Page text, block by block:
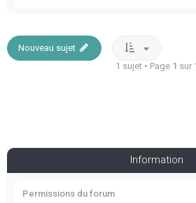
Nouveau sujet
1 sujet • Page 1 sur
Information
Permissions du forum